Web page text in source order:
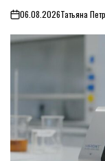
on06.08.2026Татьяна